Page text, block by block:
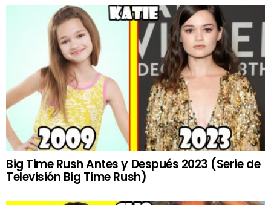
Big Time Rush Antes y Después 2023 (Serie de
Televisión Big Time Rush)